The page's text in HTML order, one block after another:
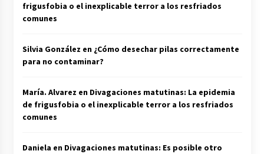
frigusfobia o el inexplicable terror a los resfriados
comunes
Silvia González en ¿Cómo desechar pilas correctamente
para no contaminar?
María. Alvarez en Divagaciones matutinas: La epidemia
de frigusfobia o el inexplicable terror a los resfriados
comunes
Daniela en Divagaciones matutinas: Es posible otro